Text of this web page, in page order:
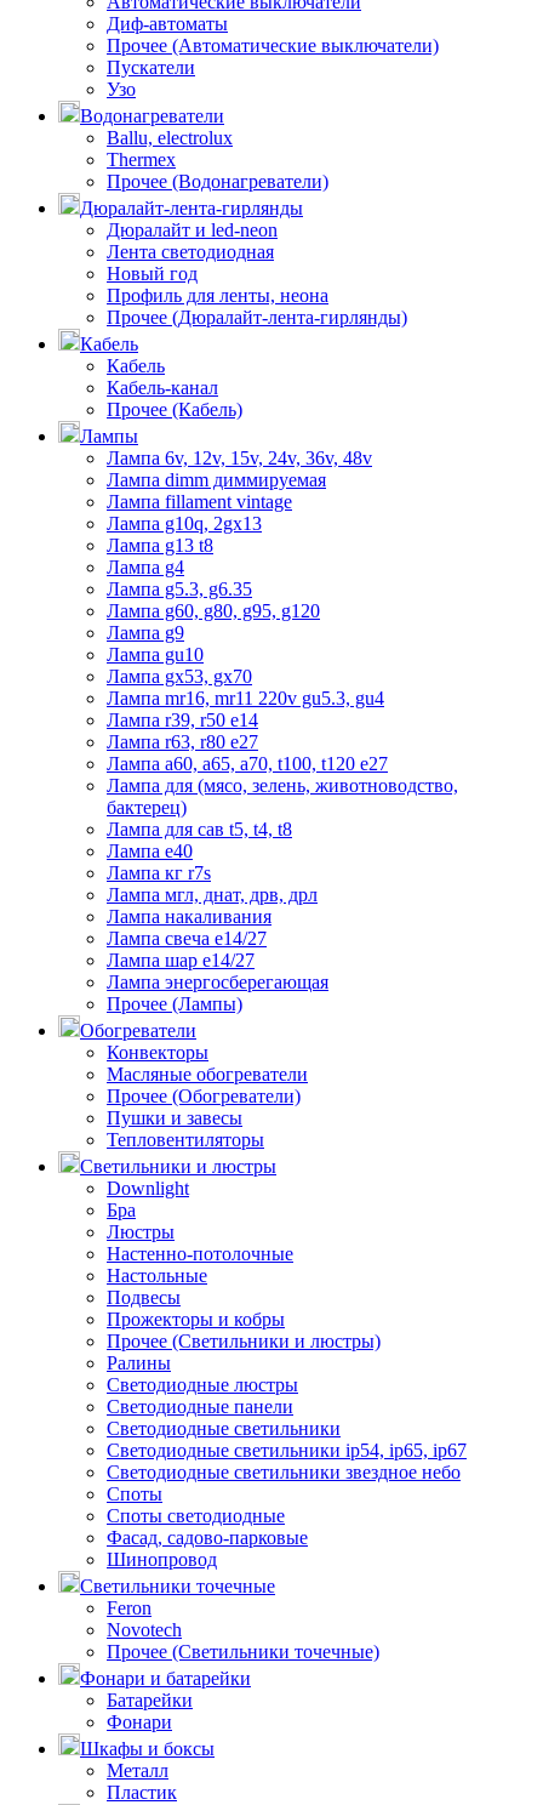
Диф-автоматы
Прочее (Автоматические выключатели)
Пускатели
Узо
Водонагреватели
Ballu, electrolux
Thermex
Прочее (Водонагреватели)
Дюралайт-лента-гирлянды
Дюралайт и led-neon
Лента светодиодная
Новый год
Профиль для ленты, неона
Прочее (Дюралайт-лента-гирлянды)
Кабель
Кабель
Кабель-канал
Прочее (Кабель)
Лампы
Лампа 6v, 12v, 15v, 24v, 36v, 48v
Лампа dimm диммируемая
Лампа fillament vintage
Лампа g10q, 2gx13
Лампа g13 t8
Лампа g4
Лампа g5.3, g6.35
Лампа g60, g80, g95, g120
Лампа g9
Лампа gu10
Лампа gx53, gx70
Лампа mr16, mr11 220v gu5.3, gu4
Лампа r39, r50 е14
Лампа r63, r80 е27
Лампа а60, а65, а70, t100, t120 е27
Лампа для (мясо, зелень, животноводство,
бактерец)
Лампа для сав t5, t4, t8
Лампа е40
Лампа кг r7s
Лампа мгл, днат, дрв, дрл
Лампа накаливания
Лампа свеча е14/27
Лампа шар е14/27
Лампа энергосберегающая
Прочее (Лампы)
Обогреватели
Конвекторы
Масляные обогреватели
Прочее (Обогреватели)
Пушки и завесы
Тепловентиляторы
Светильники и люстры
Downlight
Бра
Люстры
Настенно-потолочные
Настольные
Подвесы
Прожекторы и кобры
Прочее (Светильники и люстры)
Ралины
Светодиодные люстры
Светодиодные панели
Светодиодные светильники
Светодиодные светильники ip54, ip65, ip67
Светодиодные светильники звездное небо
Споты
Споты светодиодные
Фасад, садово-парковые
Шинопровод
Светильники точечные
Feron
Novotech
Прочее (Светильники точечные)
Фонари и батарейки
Батарейки
Фонари
Шкафы и боксы
Металл
Пластик